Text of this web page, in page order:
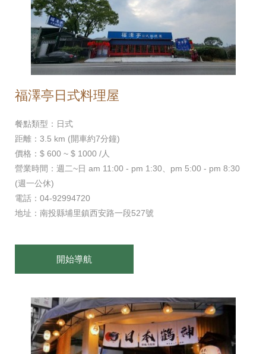
福澤亭日式料理屋
餐點類型：日式
距離：3.5 km (開車約7分鐘)
價格：$ 600 ~ $ 1000 /人
營業時間：週二~日 am 11:00 - pm 1:30、pm 5:00 - pm 8:30
(週一公休)
電話：04-92994720
地址：南投縣埔里鎮西安路一段527號
開始導航